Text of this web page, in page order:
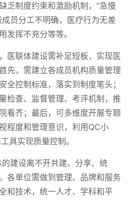
乏制度约束和激励机制，“急慢
员分工不明确，医疗行为无差
发挥不充分等等。
医联体建设需补足短板，实现医
先，需建立各成员机构质量管理
全控制标准，落实到制度笔头；
检查、监督管理、考评机制，推
看齐；最后，可多维度开展专题
程度和管理意识，利用QC小
具实现质量控制。
建设离不开共建、分享、统
各单位需做到管理、品牌和服务
和技术，统一人才、学科和平